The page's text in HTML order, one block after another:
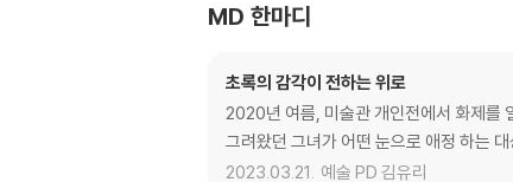
MD 한마디
초록의 감각이 전하는 위로
2020년 여름, 미술관 개인전에서 화제를
그려왔던 그녀가 어떤 눈으로 애정 하는
2023.03.21. 예술 PD 김유리